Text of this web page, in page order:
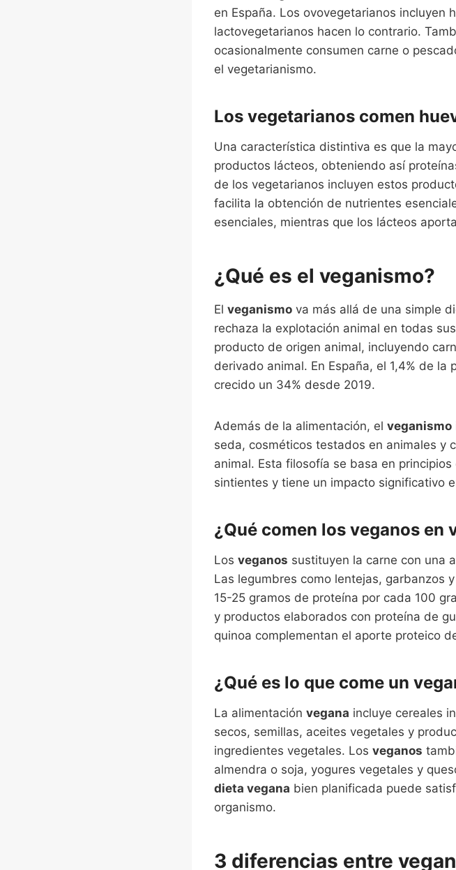
en España. Los ovovegetarianos incluyen
lactovegetarianos hacen lo contrario.
ocasionalmente consumen carne o
el vegetarianismo.
Los vegetarianos comen
Una característica distintiva es que la
productos lácteos, obteniendo así
de los vegetarianos incluyen estos
facilita la obtención de nutrientes
esenciales, mientras que los lácteos
¿Qué es el veganismo?
El veganismo va más allá de una simple
rechaza la explotación animal en todas
producto de origen animal, incluyendo
derivado animal. En España, el 1,4% de
crecido un 34% desde 2019.
Además de la alimentación, el veganismo
seda, cosméticos testados en animales y
animal. Esta filosofía se basa en
sintientes y tiene un impacto significativo
¿Qué comen los veganos en
Los veganos sustituyen la carne con una
Las legumbres como lentejas, garbanzos
15-25 gramos de proteína por cada 100
y productos elaborados con proteína de
quinoa complementan el aporte proteico
¿Qué es lo que come un
La alimentación vegana incluye cereales
secos, semillas, aceites vegetales y
ingredientes vegetales. Los veganos
almendra o soja, yogures vegetales y
dieta vegana bien planificada puede
organismo.
3 diferencias entre